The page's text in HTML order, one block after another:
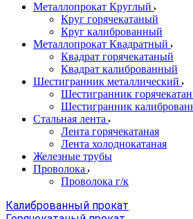
Металлопрокат Круглый
Круг горячекатаный
Круг калиброванный
Металлопрокат Квадратный
Квадрат горячекатаный
Квадрат калиброванный
Шестигранник металлический
Шестигранник
Шестигранник
Стальная лента
Лента горячекатаная
Лента холоднокатаная
Железные трубы
Проволока
Проволока г/к
Калиброванный прокат